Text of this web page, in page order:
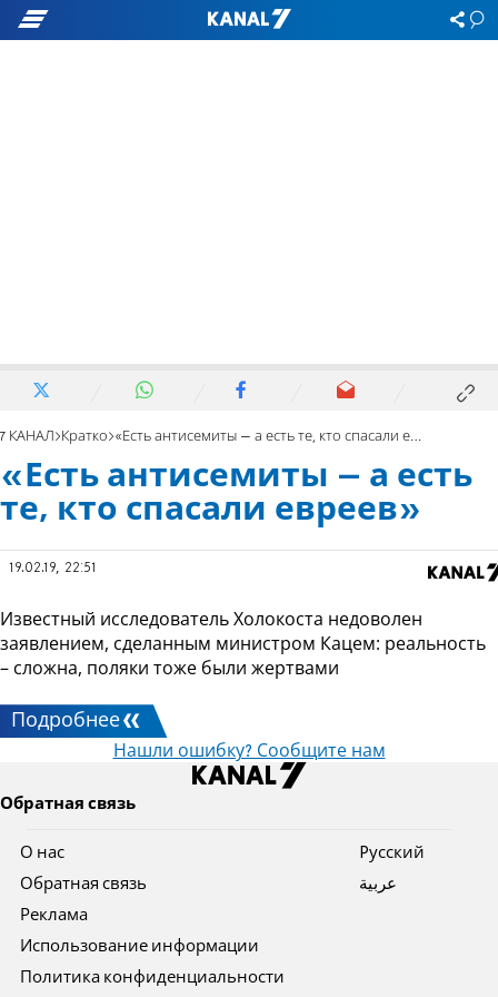
7 КАНАЛ Кратко «Есть антисемиты – а есть те, кто спасали евреев»
«Есть антисемиты – а есть
те, кто спасали евреев»
19.02.19, 22:51
Известный исследователь Холокоста недоволен
заявлением, сделанным министром Кацем: реальность
– сложна, поляки тоже были жертвами
Подробнее
Нашли ошибку? Сообщите нам
Обратная связь
О нас
Обратная связь
Реклама
Использование информации
Политика конфиденциальности
Pусский
عربية